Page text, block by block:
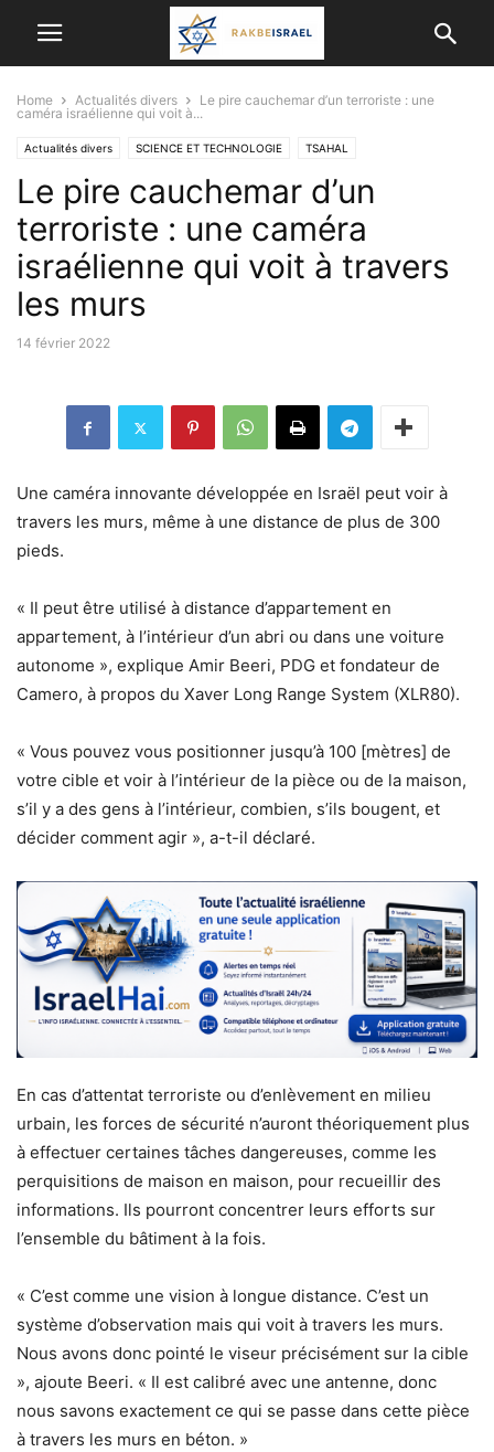
Home Actualités divers
Le pire cauchemar d’un terroriste : une
caméra israélienne qui voit à...
Actualités divers SCIENCE ET TECHNOLOGIE TSAHAL
Le pire cauchemar d’un
terroriste : une caméra
israélienne qui voit à travers
les murs
14 février 2022
Une caméra innovante développée en Israël peut voir à
travers les murs, même à une distance de plus de 300
pieds.
« Il peut être utilisé à distance d’appartement en
appartement, à l’intérieur d’un abri ou dans une voiture
autonome », explique Amir Beeri, PDG et fondateur de
Camero, à propos du Xaver Long Range System (XLR80).
« Vous pouvez vous positionner jusqu’à 100 [mètres] de
votre cible et voir à l’intérieur de la pièce ou de la maison,
s’il y a des gens à l’intérieur, combien, s’ils bougent, et
décider comment agir », a-t-il déclaré.
En cas d’attentat terroriste ou d’enlèvement en milieu
urbain, les forces de sécurité n’auront théoriquement plus
à effectuer certaines tâches dangereuses, comme les
perquisitions de maison en maison, pour recueillir des
informations. Ils pourront concentrer leurs efforts sur
l’ensemble du bâtiment à la fois.
« C’est comme une vision à longue distance. C’est un
système d’observation mais qui voit à travers les murs.
Nous avons donc pointé le viseur précisément sur la cible
», ajoute Beeri. « Il est calibré avec une antenne, donc
nous savons exactement ce qui se passe dans cette pièce
à travers les murs en béton. »